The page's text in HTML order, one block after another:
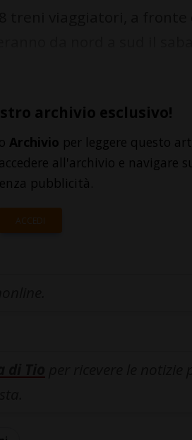
archivio esclusivo!
Archivio per leggere questo
all'archivio e navigare
pubblicità.
ACCEDI